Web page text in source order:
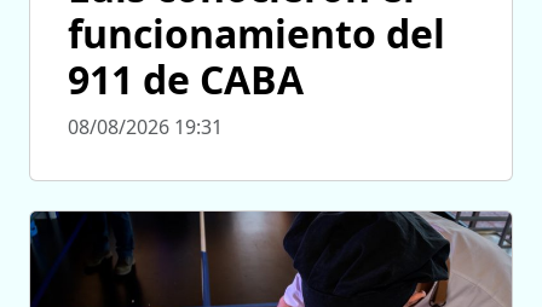
funcionamiento del
911 de CABA
08/08/2026 19:31